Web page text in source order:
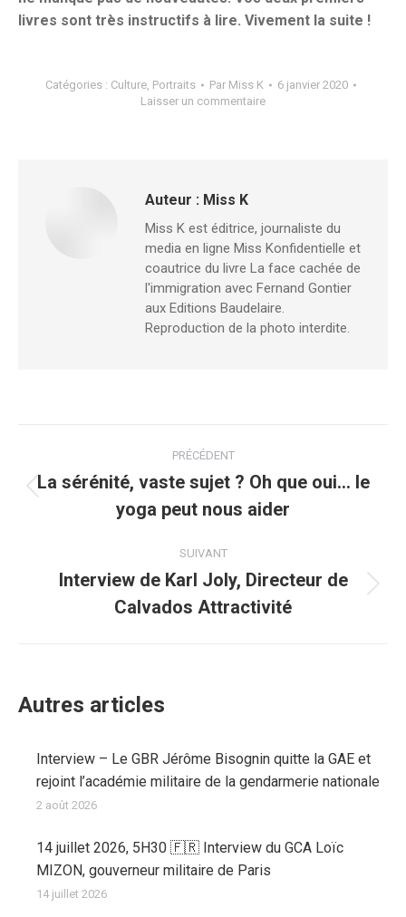
livres sont très instructifs à lire. Vivement la suite !
Catégories : Culture, Portraits Par Miss K
6 janvier 2020
Laisser un commentaire
Auteur : Miss K
Miss K est éditrice, journaliste du
media en ligne Miss Konfidentielle et
coautrice du livre La face cachée de
l'immigration avec Fernand Gontier
aux Editions Baudelaire.
Reproduction de la photo interdite.
article
PRÉCÉDENT
Article
précédent
La sérénité, vaste sujet ? Oh que oui… le
yoga peut nous aider
SUIVANT
Article
suivant
Interview de Karl Joly, Directeur de
Calvados Attractivité
Autres articles
Interview – Le GBR Jérôme Bisognin quitte la GAE et
rejoint l’académie militaire de la gendarmerie nationale
2 août 2026
14 juillet 2026, 5H30 🇫🇷 Interview du GCA Loïc
MIZON, gouverneur militaire de Paris
14 juillet 2026